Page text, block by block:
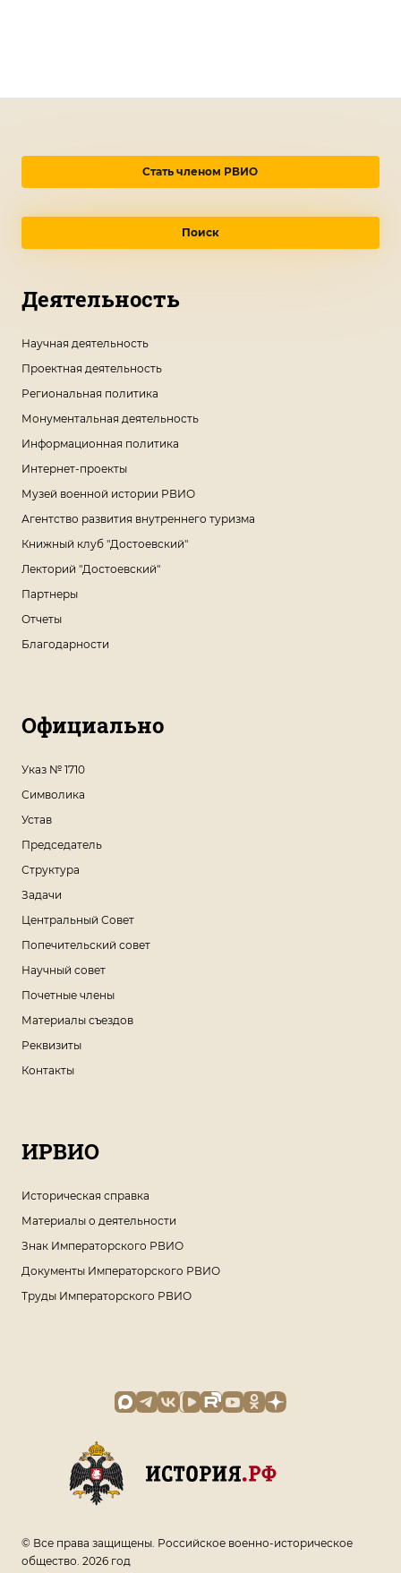
Стать членом РВИО
Поиск
Деятельность
Научная деятельность
Проектная деятельность
Региональная политика
Монументальная деятельность
Информационная политика
Интернет-проекты
Музей военной истории РВИО
Агентство развития внутреннего туризма
Книжный клуб "Достоевский"
Лекторий "Достоевский"
Партнеры
Отчеты
Благодарности
Официально
Указ № 1710
Символика
Устав
Председатель
Структура
Задачи
Центральный Совет
Попечительский совет
Научный совет
Почетные члены
Материалы съездов
Реквизиты
Контакты
ИРВИО
Историческая справка
Материалы о деятельности
Знак Императорского РВИО
Документы Императорского РВИО
Труды Императорского РВИО
© Все права защищены. Российское военно-историческое
общество. 2026 год